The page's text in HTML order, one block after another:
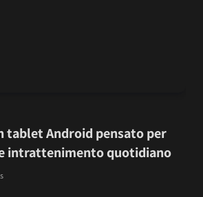
tablet Android pensato per
intrattenimento quotidiano